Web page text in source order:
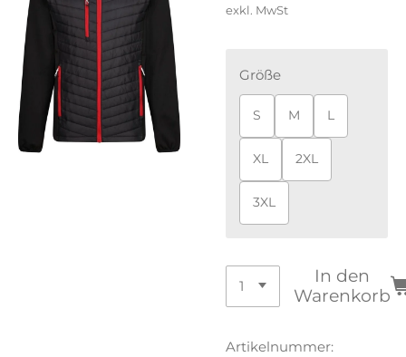
exkl. MwSt
Größe
S M L
XL 2XL
3XL
In den
Warenkorb
Artikelnummer: